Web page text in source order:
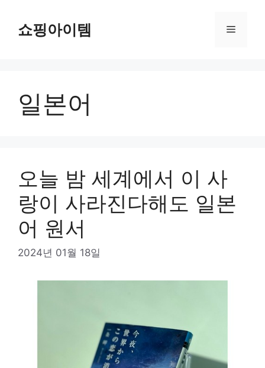
쇼핑아이템 메
일본어
오늘 밤 세계에서 이 사
랑이 사라진다해도 일본
어 원서
2024년 01월 18일